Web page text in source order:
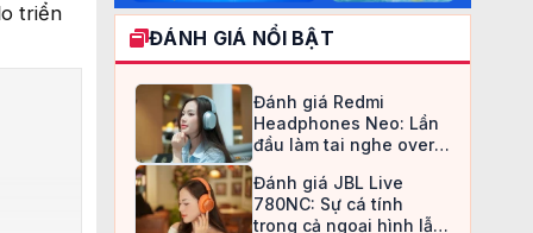
triển
ĐÁNH GIÁ NỔI BẬT
Đánh giá Redmi
Headphones Neo: Lần
đầu làm tai nghe over-
an toàn
Đánh giá JBL Live
780NC: Sự cá tính
trong cả ngoại hình lẫn